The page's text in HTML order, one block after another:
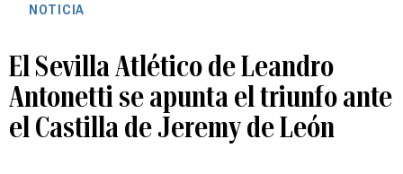
NOTICIA
El Sevilla Atlético de Leandro
Antonetti se apunta el triunfo ante
el Castilla de Jeremy de León